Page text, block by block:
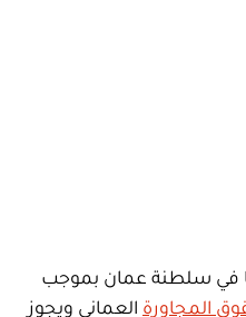
في سلطنة عمان بموجب
المجاورة العماني ويجوز